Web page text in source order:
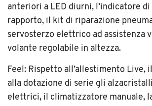
anteriori a LED diurni, l’indicatore di
rapporto, il kit di riparazione
servosterzo elettrico ad assistenza
volante regolabile in altezza.
Feel: Rispetto all’allestimento Live,
alla dotazione di serie gli
elettrici, il climatizzatore manuale,